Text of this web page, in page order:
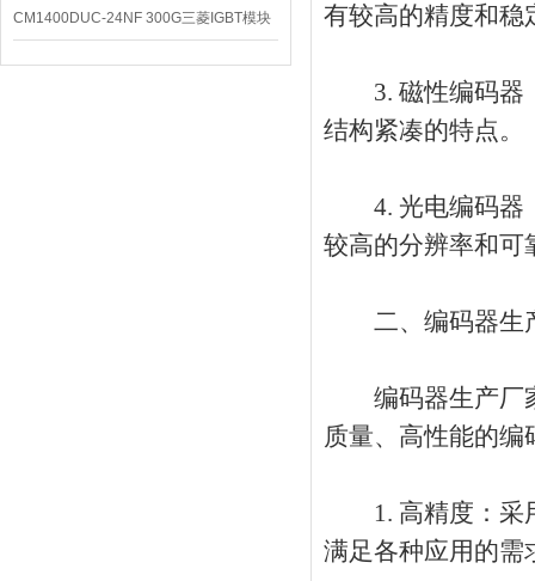
CM1400DUC-24NF 300G三菱IGBT模块
有较高的精度和稳
3. 磁性编码器：
结构紧凑的特点。
4. 光电编码器：
较高的分辨率和可
二、编码器生
编码器生产厂家
质量、高性能的
1. 高精度：采用
满足各种应用的需